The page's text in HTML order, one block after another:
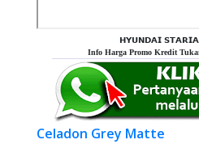
𝗛𝗬𝗨𝗡𝗗𝗔𝗜
Info Harga Promo Kredit
Celadon Grey Matte